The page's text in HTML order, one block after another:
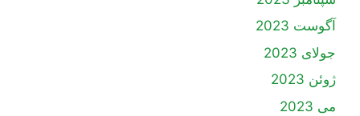
آگوست 2023
جولای 2023
ژوئن 2023